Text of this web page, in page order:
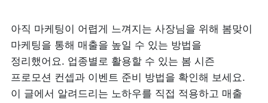
아직 마케팅이 어렵게 느껴지는 사장님을 위해 봄맞이
마케팅을 통해 매출을 높일 수 있는 방법을
정리했어요. 업종별로 활용할 수 있는 봄 시즌
프로모션 컨셉과 이벤트 준비 방법을 확인해 보세요.
이 글에서 알려드리는 노하우를 직접 적용하고 매출